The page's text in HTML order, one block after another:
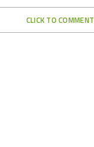
CLICK TO COMMENT